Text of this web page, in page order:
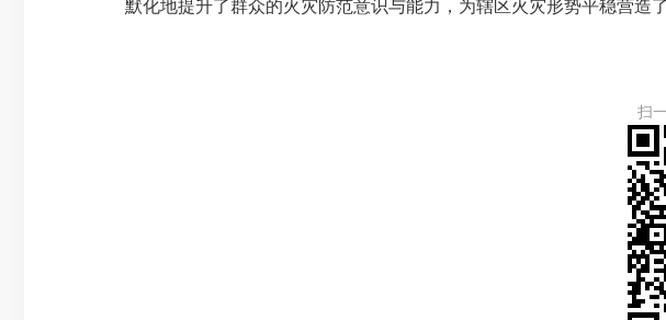
默化地提升了群众的火灾防范意识与能力，为辖区火灾形势平稳营造
扫